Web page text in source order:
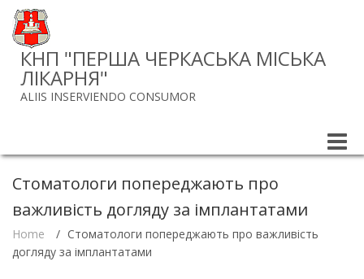
КНП "ПЕРША ЧЕРКАСЬКА МІСЬКА
ЛІКАРНЯ"
ALIIS INSERVIENDO CONSUMOR
Toggle
Стоматологи попереджають про
важливість догляду за імплантатами
Home / Стоматологи попереджають про важливість
догляду за імплантатами